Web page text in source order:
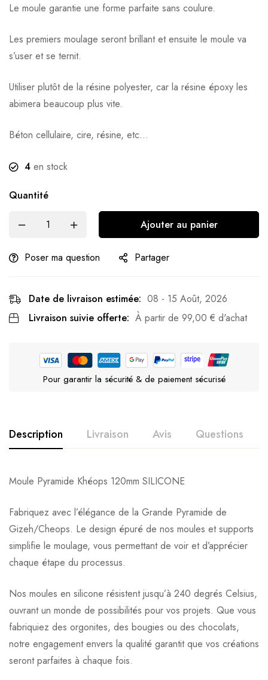
Le moule garantie une forme parfaite sans coulure.
Les premiers moulage seront brillant et ensuite le moule va
s’user et se ternit.
Utiliser plutôt de la résine polyester, car la résine époxy les
abimera beaucoup plus vite.
Béton cellulaire, cire, résine, etc…
4 en stock
Quantité
Ajouter au panier
Poser ma question Partager
Date de livraison estimée: 08 - 15 Août, 2026
Livraison suivie offerte: À partir de 99,00 € d'achat
Pour garantir la sécurité & de paiement sécurisé
Description Livraison Avis Questions
Moule Pyramide Khéops 120mm SILICONE
Fabriquez avec l’élégance de la Grande Pyramide de
Gizeh/Cheops. Le design épuré de nos moules et supports
simplifie le moulage, vous permettant de voir et d’apprécier
chaque étape du processus.
Nos moules en silicone résistent jusqu’à 240 degrés Celsius,
ouvrant un monde de possibilités pour vos projets. Que vous
fabriquiez des orgonites, des bougies ou des chocolats,
notre engagement envers la qualité garantit que vos créations
seront parfaites à chaque fois.